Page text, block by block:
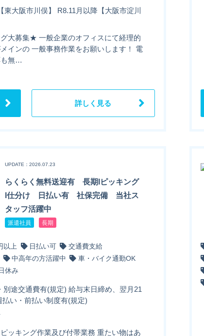
東大阪市川俣】 R8.11月以降【大阪市淀川
大募集★ 一般企業のオフィスにて経理的
インの 一般事務作業をお願いします！ 電
も無…
詳しく見る
UPDATE：2026.07.23
らくらく無料送迎有 長期lピッキング
l仕分け 日払い有 社保完備 当社ス
タッフ活躍中
派遣社員 長期
以上 日払い可
交通費支給
中高年の方活躍中
車・バイク通勤OK
休み
別途交通費有(規定) 給与末日締め、翌月21
払い・前払い制度有(規定)
ッキング作業及び付帯業務 重たい物はあ